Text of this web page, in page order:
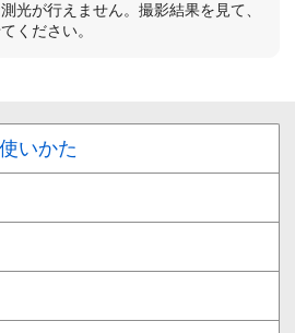
光が行えません。撮影結果を見て、
ください。
いかた